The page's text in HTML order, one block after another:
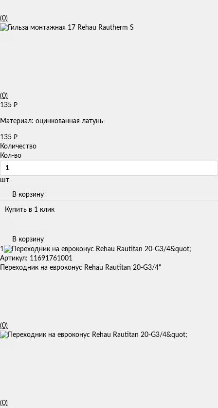
(0)
(0)
135 ₽
Материал: оцинкованная латунь
135 ₽
Количество
Кол-во
шт
В корзину
Купить в 1 клик
В корзину
1
Артикул: 11691761001
Переходник на евроконус Rehau Rautitan 20-G3/4"
(0)
(0)